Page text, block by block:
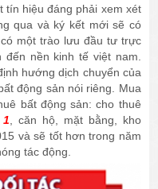
tín hiệu đáng phải xem xét
qua và ký kết mới sẽ có
một trào lưu đầu tư trực
nền kinh tế việt nam.
hướng dịch chuyển của
động sản nói riêng. Mua
bất động sản: cho thuê
, căn hộ, mặt bằng, kho
và sẽ tốt hơn trong năm
tác động.